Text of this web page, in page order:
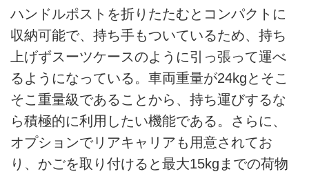
ハンドルポストを折りたたむとコンパクトに
収納可能で、持ち手もついているため、持ち
上げずスーツケースのように引っ張って運べ
るようになっている。車両重量が24kgとそこ
そこ重量級であることから、持ち運びするな
ら積極的に利用したい機能である。さらに、
オプションでリアキャリアも用意されてお
り、かごを取り付けると最大15kgまでの荷物